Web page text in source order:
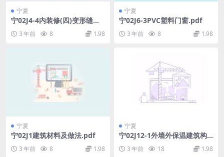
宁夏
宁02J4-4内装修(四)变形缝、
3 年前 8 1.98
宁夏
宁02J6-3PVC塑料门窗.pdf
3 年前 8 1.98
宁夏
宁02J1建筑材料及做法.pdf
3 年前 8 1.98
宁夏
宁02J12-1外墙外保温建筑构
造图集(一)模塑板玻纤网格布
聚合物胶浆薄抹面法.pdf
3 年前 18 1.98